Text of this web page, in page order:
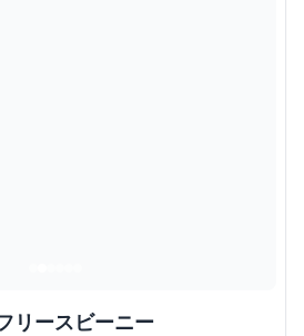
リースビーニー